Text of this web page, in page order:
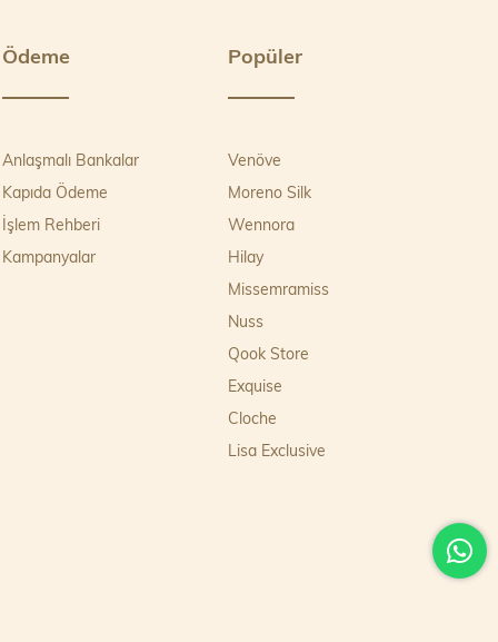
Ödeme
Anlaşmalı Bankalar
Kapıda Ödeme
İşlem Rehberi
Kampanyalar
Popüler
Venöve
Moreno Silk
Wennora
Hilay
Missemramiss
Nuss
Qook Store
Exquise
Cloche
Lisa Exclusive